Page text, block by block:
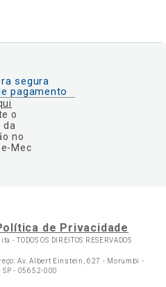
segura
pagamento
o
da
no
Mec
de Privacidade
-TODOS OS DIREITOS RESERVADOS
Av. Albert Einstein, 627 - Morumbi -
SP - 05652-000